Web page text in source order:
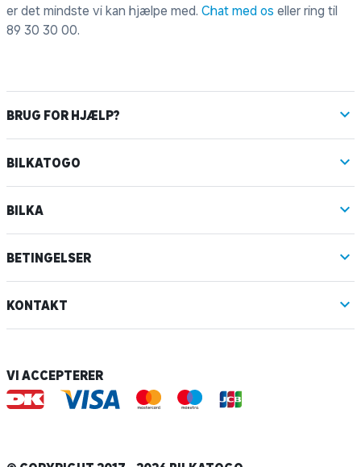
er det mindste vi kan hjælpe med. Chat med os eller ring til
89 30 30 00.
BRUG FOR HJÆLP?
BILKATOGO
BILKA
BETINGELSER
KONTAKT
VI ACCEPTERER